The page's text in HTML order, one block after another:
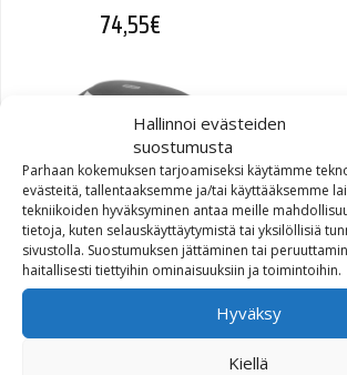
Hallinnoi evästeiden
suostumusta
Parhaan kokemuksen tarjoamiseksi käytämme
evästeitä, tallentaaksemme ja/tai käyttääksemme
tekniikoiden hyväksyminen antaa meille
tietoja, kuten selauskäyttäytymistä tai yksilöllisiä
sivustolla. Suostumuksen jättäminen tai
haitallisesti tiettyihin ominaisuuksiin ja toimintoihin.
Hyväksy
Kiellä
74,55€
T-RaY Topcase Basic, black
28 L
52,04€